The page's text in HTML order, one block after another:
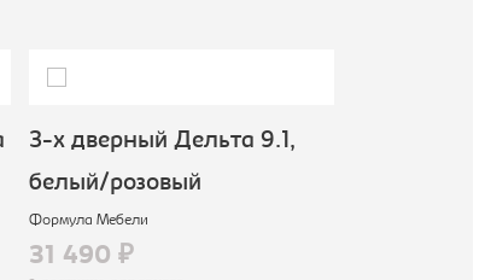
3-х дверный Дельта 9.1,
белый/розовый
Формула Мебели
31 490 ₽